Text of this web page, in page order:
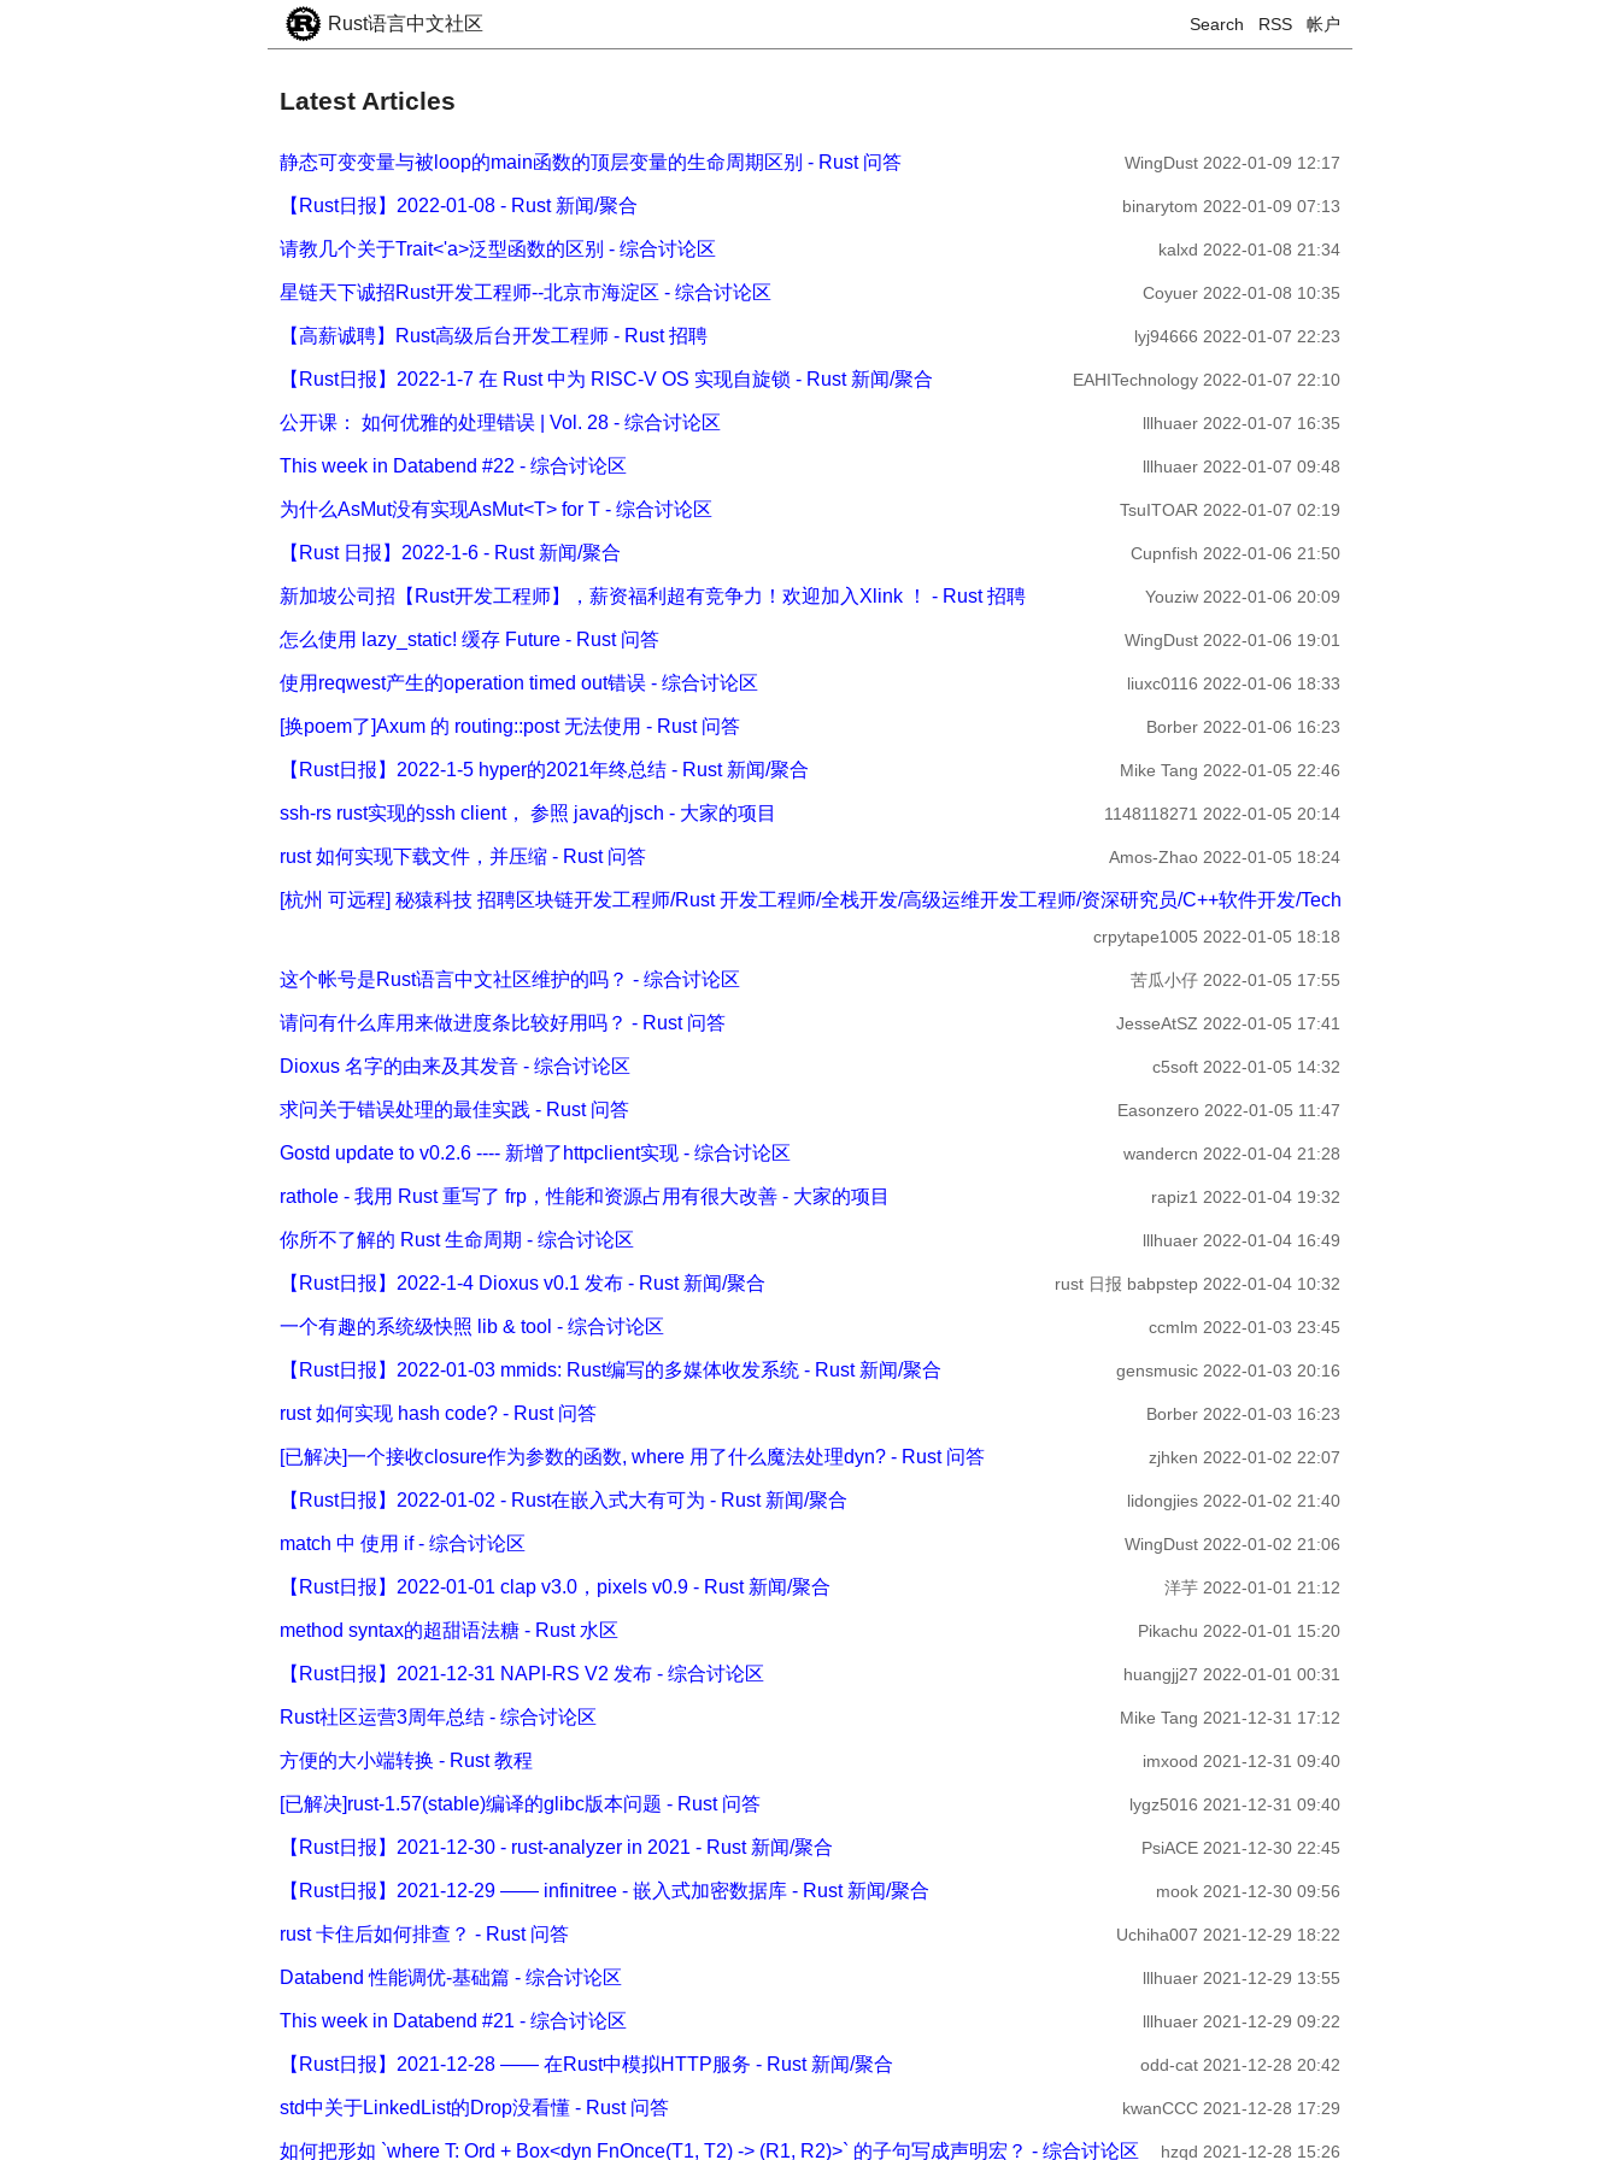
Rust语言中文社区 Search RSS 帐户
Latest Articles
静态可变变量与被loop的main函数的顶层变量的生命周期区别 - Rust 问答 WingDust 2022-01-09 12:17
【Rust日报】2022-01-08 - Rust 新闻/聚合 binarytom 2022-01-09 07:13
请教几个关于Trait<'a>泛型函数的区别 - 综合讨论区 kalxd 2022-01-08 21:34
星链天下诚招Rust开发工程师--北京市海淀区 - 综合讨论区 Coyuer 2022-01-08 10:35
【高薪诚聘】Rust高级后台开发工程师 - Rust 招聘 lyj94666 2022-01-07 22:23
【Rust日报】2022-1-7 在 Rust 中为 RISC-V OS 实现自旋锁 - Rust 新闻/聚合 EAHITechnology 2022-01-07 22:10
公开课： 如何优雅的处理错误 | Vol. 28 - 综合讨论区 lllhuaer 2022-01-07 16:35
This week in Databend #22 - 综合讨论区 lllhuaer 2022-01-07 09:48
为什么AsMut没有实现AsMut<T> for T - 综合讨论区 TsuITOAR 2022-01-07 02:19
【Rust 日报】2022-1-6 - Rust 新闻/聚合 Cupnfish 2022-01-06 21:50
新加坡公司招【Rust开发工程师】，薪资福利超有竞争力！欢迎加入Xlink ！ - Rust 招聘 Youziw 2022-01-06 20:09
怎么使用 lazy_static! 缓存 Future - Rust 问答 WingDust 2022-01-06 19:01
使用reqwest产生的operation timed out错误 - 综合讨论区 liuxc0116 2022-01-06 18:33
[换poem了]Axum 的 routing::post 无法使用 - Rust 问答 Borber 2022-01-06 16:23
【Rust日报】2022-1-5 hyper的2021年终总结 - Rust 新闻/聚合 Mike Tang 2022-01-05 22:46
ssh-rs rust实现的ssh client， 参照 java的jsch - 大家的项目 1148118271 2022-01-05 20:14
rust 如何实现下载文件，并压缩 - Rust 问答 Amos-Zhao 2022-01-05 18:24
[杭州 可远程] 秘猿科技 招聘区块链开发工程师/Rust 开发工程师/全栈开发/高级运维开发工程师/资深研究员/C++软件开发/Technical Writer - 综合讨论区
crpytape1005 2022-01-05 18:18
这个帐号是Rust语言中文社区维护的吗？ - 综合讨论区 苦瓜小仔 2022-01-05 17:55
请问有什么库用来做进度条比较好用吗？ - Rust 问答 JesseAtSZ 2022-01-05 17:41
Dioxus 名字的由来及其发音 - 综合讨论区 c5soft 2022-01-05 14:32
求问关于错误处理的最佳实践 - Rust 问答 Easonzero 2022-01-05 11:47
Gostd update to v0.2.6 ---- 新增了httpclient实现 - 综合讨论区 wandercn 2022-01-04 21:28
rathole - 我用 Rust 重写了 frp，性能和资源占用有很大改善 - 大家的项目 rapiz1 2022-01-04 19:32
你所不了解的 Rust 生命周期 - 综合讨论区 lllhuaer 2022-01-04 16:49
【Rust日报】2022-1-4 Dioxus v0.1 发布 - Rust 新闻/聚合 rust 日报 babpstep 2022-01-04 10:32
一个有趣的系统级快照 lib & tool - 综合讨论区 ccmlm 2022-01-03 23:45
【Rust日报】2022-01-03 mmids: Rust编写的多媒体收发系统 - Rust 新闻/聚合 gensmusic 2022-01-03 20:16
rust 如何实现 hash code? - Rust 问答 Borber 2022-01-03 16:23
[已解决]一个接收closure作为参数的函数, where 用了什么魔法处理dyn? - Rust 问答 zjhken 2022-01-02 22:07
【Rust日报】2022-01-02 - Rust在嵌入式大有可为 - Rust 新闻/聚合 lidongjies 2022-01-02 21:40
match 中 使用 if - 综合讨论区 WingDust 2022-01-02 21:06
【Rust日报】2022-01-01 clap v3.0，pixels v0.9 - Rust 新闻/聚合 洋芋 2022-01-01 21:12
method syntax的超甜语法糖 - Rust 水区 Pikachu 2022-01-01 15:20
【Rust日报】2021-12-31 NAPI-RS V2 发布 - 综合讨论区 huangjj27 2022-01-01 00:31
Rust社区运营3周年总结 - 综合讨论区 Mike Tang 2021-12-31 17:12
方便的大小端转换 - Rust 教程 imxood 2021-12-31 09:40
[已解决]rust-1.57(stable)编译的glibc版本问题 - Rust 问答 lygz5016 2021-12-31 09:40
【Rust日报】2021-12-30 - rust-analyzer in 2021 - Rust 新闻/聚合 PsiACE 2021-12-30 22:45
【Rust日报】2021-12-29 —— infinitree - 嵌入式加密数据库 - Rust 新闻/聚合 mook 2021-12-30 09:56
rust 卡住后如何排查？ - Rust 问答 Uchiha007 2021-12-29 18:22
Databend 性能调优-基础篇 - 综合讨论区 lllhuaer 2021-12-29 13:55
This week in Databend #21 - 综合讨论区 lllhuaer 2021-12-29 09:22
【Rust日报】2021-12-28 —— 在Rust中模拟HTTP服务 - Rust 新闻/聚合 odd-cat 2021-12-28 20:42
std中关于LinkedList的Drop没看懂 - Rust 问答 kwanCCC 2021-12-28 17:29
如何把形如 `where T: Ord + Box<dyn FnOnce(T1, T2) -> (R1, R2)>` 的子句写成声明宏？ - 综合讨论区 hzqd 2021-12-28 15:26